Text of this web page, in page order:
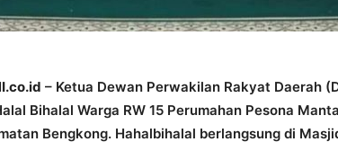
– Ketua Dewan Perwakilan Rakyat Daerah
Bihalal Warga RW 15 Perumahan Pesona
Bengkong. Hahalbihalal berlangsung di